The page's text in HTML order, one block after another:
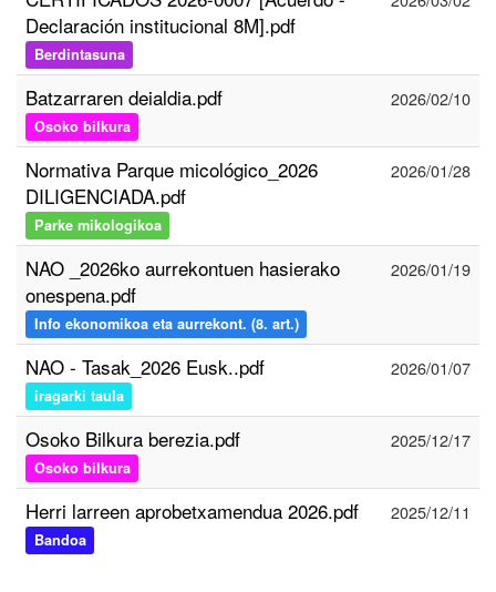
Declaración institucional 8M].pdf
Berdintasuna
Batzarraren deialdia.pdf
Osoko bilkura
2026/02/10
Normativa Parque micológico_2026
DILIGENCIADA.pdf
Parke mikologikoa
2026/01/28
NAO _2026ko aurrekontuen hasierako
onespena.pdf
Info ekonomikoa eta aurrekont. (8. art.)
2026/01/19
NAO - Tasak_2026 Eusk..pdf
iragarki taula
2026/01/07
Osoko Bilkura berezia.pdf
Osoko bilkura
2025/12/17
Herri larreen aprobetxamendua 2026.pdf
Bandoa
2025/12/11